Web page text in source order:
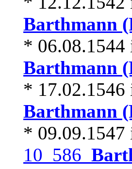
Barthmann
* 06.08.1544
Barthmann
* 17.02.1546
Barthmann
* 09.09.1547
10 586